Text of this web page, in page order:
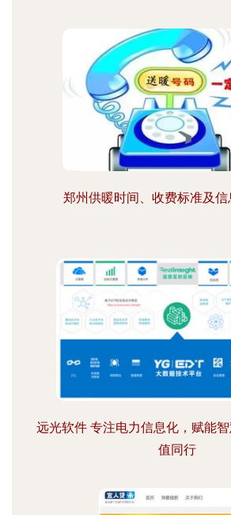
郑州供暖时间、收费标准及
远光软件 专注电力信息化，赋能
值同行